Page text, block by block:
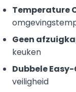
Temperature
Geen
keuken
Dubbele
veiligheid